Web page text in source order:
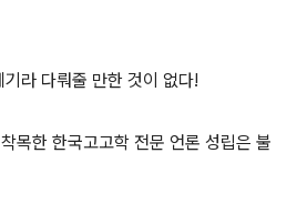
라 다뤄줄 만한 것이 없다!
목한 한국고고학 전문 언론 성립은 불